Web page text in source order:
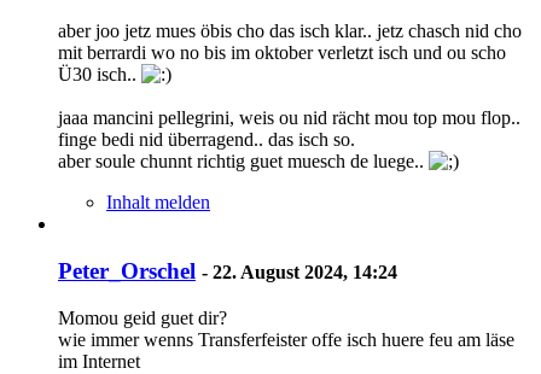
aber joo jetz mues öbis cho das isch klar.. jetz chasch nid cho
mit berrardi wo no bis im oktober verletzt isch und ou scho
Ü30 isch..
jaaa mancini pellegrini, weis ou nid rächt mou top mou flop..
finge bedi nid überragend.. das isch so.
aber soule chunnt richtig guet muesch de luege..
Inhalt melden
Peter_Orschel - 22. August 2024, 14:24
Momou geid guet dir?
wie immer wenns Transferfeister offe isch huere feu am läse
im Internet